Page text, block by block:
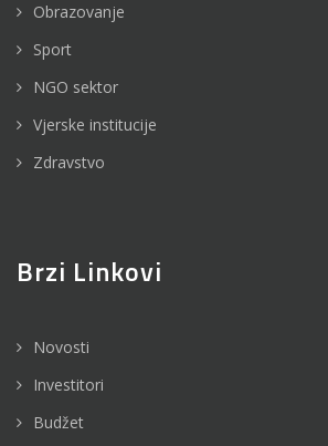
Obrazovanje
Sport
NGO sektor
Vjerske institucije
Zdravstvo
Brzi Linkovi
Novosti
Investitori
Budžet